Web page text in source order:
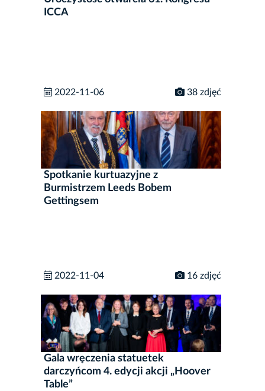
ICCA
2022-11-06 38 zdjęć
Spotkanie kurtuazyjne z
Burmistrzem Leeds Bobem
Gettingsem
2022-11-04 16 zdjęć
Gala wręczenia statuetek
darczyńcom 4. edycji akcji „Hoover
Table”